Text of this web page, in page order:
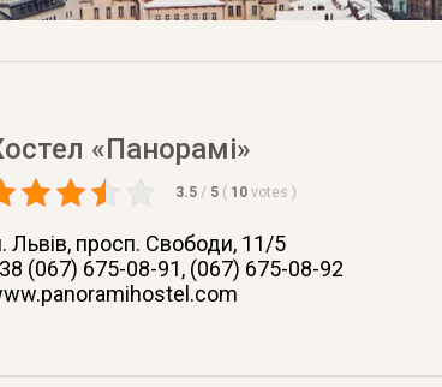
«Панорамі»
3.5 / 5 ( 10 votes )
Львів, просп. Свободи, 11/5
(067) 675-08-91, (067) 675-08-92